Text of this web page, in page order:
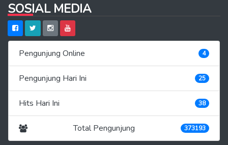
SOSIAL MEDIA
Pengunjung Online 4
Pengunjung Hari Ini 25
Hits Hari Ini 38
Total Pengunjung 373193